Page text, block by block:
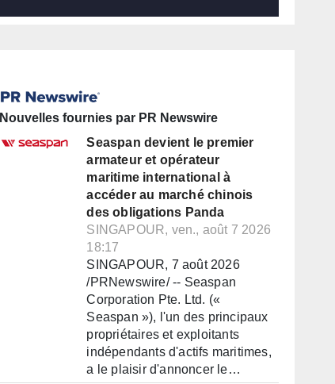
Nouvelles fournies par PR Newswire
Seaspan devient le premier
armateur et opérateur
maritime international à
accéder au marché chinois
des obligations Panda
SINGAPOUR, ven., août 7 2026
18:17
SINGAPOUR, 7 août 2026
/PRNewswire/ -- Seaspan
Corporation Pte. Ltd. («
Seaspan »), l'un des principaux
propriétaires et exploitants
indépendants d'actifs maritimes,
a le plaisir d'annoncer le…